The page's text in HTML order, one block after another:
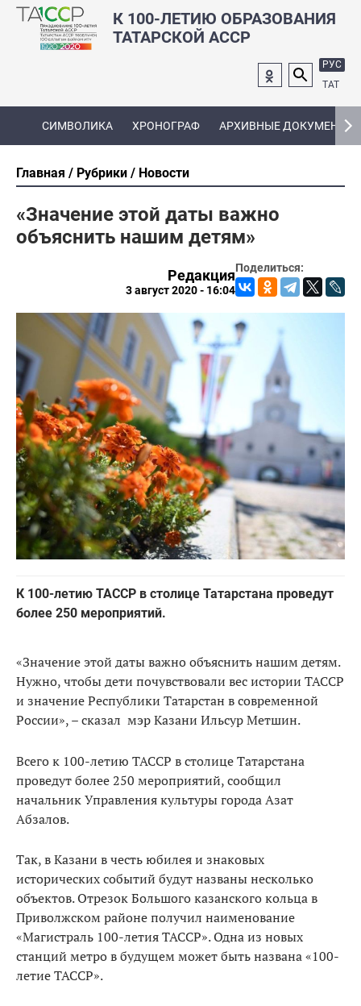
К 100-ЛЕТИЮ ОБРАЗОВАНИЯ
ТАТАРСКОЙ АССР
РУС
ТАТ
СИМВОЛИКА ХРОНОГРАФ АРХИВНЫЕ ДОКУМЕНТЫ
Главная Рубрики Новости
«Значение этой даты важно
объяснить нашим детям»
Поделиться:
Редакция
3 август 2020 - 16:04
К 100-летию ТАССР в столице Татарстана проведут
более 250 мероприятий.
«Значение этой даты важно объяснить нашим детям.
Нужно, чтобы дети почувствовали вес истории ТАССР
и значение Республики Татарстан в современной
России», – сказал мэр Казани Ильсур Метшин.
Всего к 100-летию ТАССР в столице Татарстана
проведут более 250 мероприятий, сообщил
начальник Управления культуры города Азат
Абзалов.
Так, в Казани в честь юбилея и знаковых
исторических событий будут названы несколько
объектов. Отрезок Большого казанского кольца в
Приволжском районе получил наименование
«Магистраль 100-летия ТАССР». Одна из новых
станций метро в будущем может быть названа «100-
летие ТАССР».